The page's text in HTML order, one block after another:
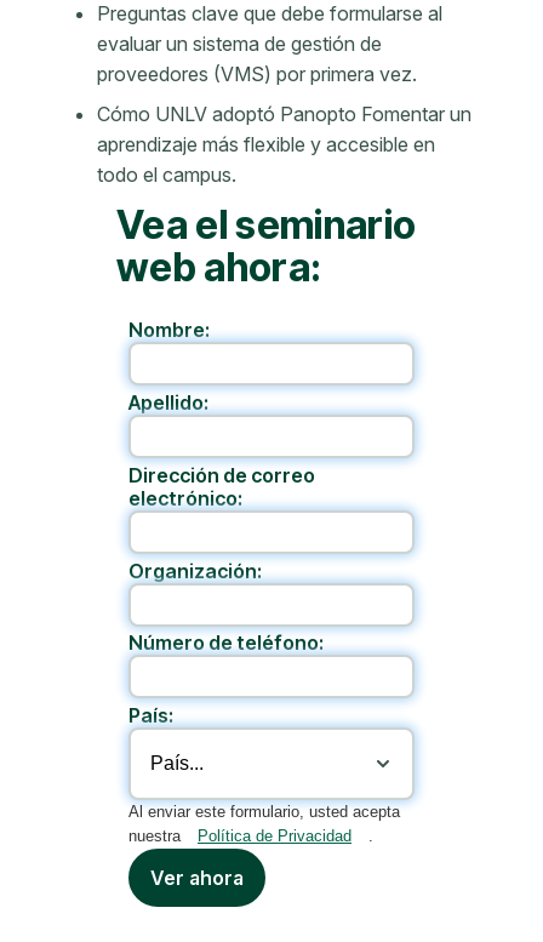
Preguntas clave que debe formularse al
evaluar un sistema de gestión de
proveedores (VMS) por primera vez.
Cómo UNLV adoptó Panopto Fomentar un
aprendizaje más flexible y accesible en
todo el campus.
Vea el seminario
web ahora:
Nombre:
Apellido:
Dirección de correo
electrónico:
Organización:
Número de teléfono:
País:
Al enviar este formulario, usted acepta
nuestra
Política de Privacidad .
Ver ahora